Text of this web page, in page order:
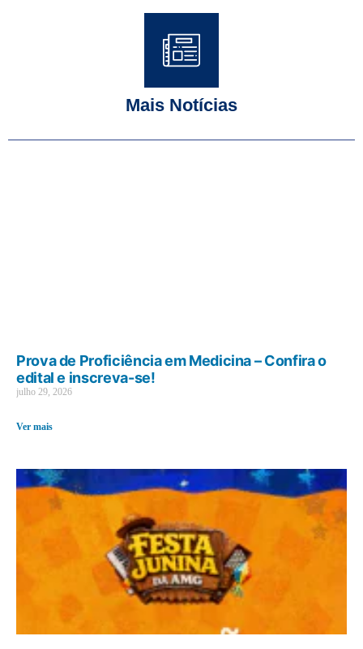
Mais Notícias
Prova de Proficiência em Medicina – Confira o
edital e inscreva-se!
julho 29, 2026
Ver mais